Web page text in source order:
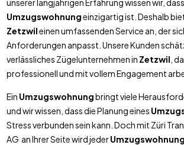
unserer langjährigen Erfahrung wissen wir,
Umzugswohnungeinzigartig ist. Deshalb
Zetzwileinen umfassenden Service an, der
Anforderungen anpasst. Unsere Kunden
verlässliches Zügelunternehmen in Zetzwil ,
professionell und mit vollem Engagement
Ein Umzugswohnungbringt viele
und wir wissen, dass die Planung eines
Stress verbunden sein kann. Doch mit Züri
AG an Ihrer Seite wird jederUmzugswohnung